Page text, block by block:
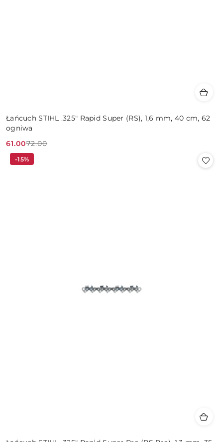
Łańcuch STIHL .325" Rapid Super (RS), 1,6 mm, 40 cm, 62
ogniwa
Cena
promocyjna:
61.00
Cena
przed
72.00
-15%